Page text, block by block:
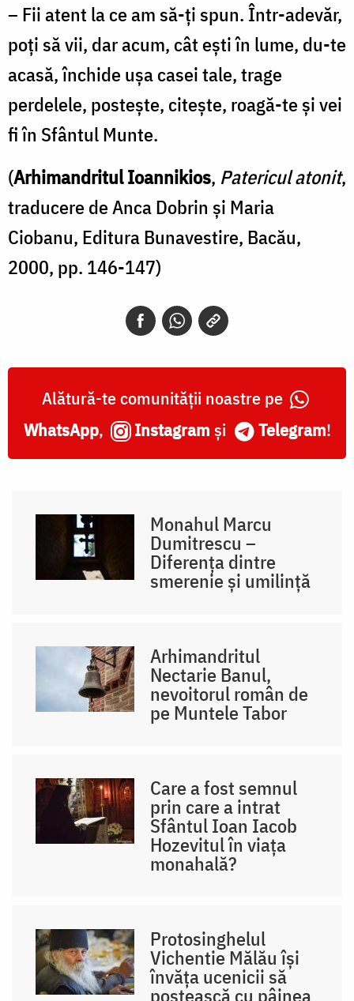
– Fii atent la ce am să-ţi spun. Într-adevăr,
poţi să vii, dar acum, cât eşti în lume, du-te
acasă, închide uşa casei tale, trage
perdelele, posteşte, citeşte, roagă-te şi vei
fi în Sfântul Munte.
(Arhimandritul Ioannikios, Patericul atonit,
traducere de Anca Dobrin și Maria
Ciobanu, Editura Bunavestire, Bacău,
2000, pp. 146-147)
Alătură-te comunității noastre pe
WhatsApp, Instagram și Telegram!
Monahul Marcu
Dumitrescu –
Diferența dintre
smerenie și umilință
Arhimandritul
Nectarie Banul,
nevoitorul român de
pe Muntele Tabor
Care a fost semnul
prin care a intrat
Sfântul Ioan Iacob
Hozevitul în viața
monahală?
Protosinghelul
Vichentie Mălău își
învăța ucenicii să
postească cu pâinea